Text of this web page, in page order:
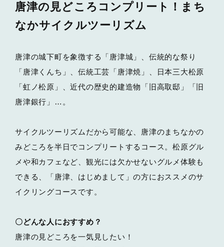
唐津の見どころコンプリート！まち
なかサイクルツーリズム
唐津の城下町を象徴する「唐津城」、伝統的な祭り
「唐津くんち」、伝統工芸「唐津焼」、日本三大松原
「虹ノ松原」、近代の歴史的建造物「旧高取邸」「旧
唐津銀行」…。
サイクルツーリズムだから可能な、唐津のまちなかの
みどころを半日でコンプリートするコース。松原グル
メや和カフェなど、観光には欠かせないグルメ体験も
できる、「唐津、はじめまして」の方におススメのサ
イクリングコースです。
〇どんな人におすすめ？
唐津の見どころを一気見したい！